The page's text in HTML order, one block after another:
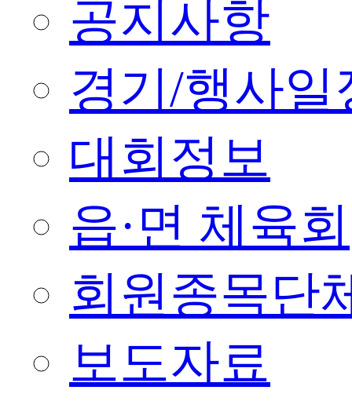
공지사항
경기/행사일
대회정보
읍·면 체육회
회원종목단
보도자료